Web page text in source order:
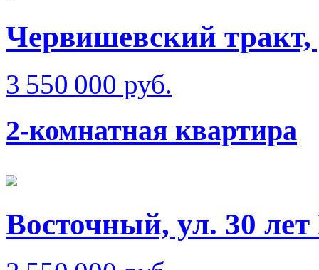
Червишевский
3 550 000 руб.
2-комнатная квартира
Восточный, ул. 30